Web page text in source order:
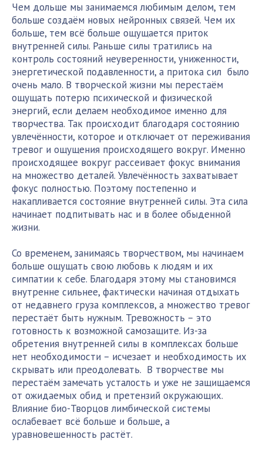
Чем дольше мы занимаемся любимым делом, тем
больше создаём новых нейронных связей. Чем их
больше, тем всё больше ощущается приток
внутренней силы. Раньше силы тратились на
контроль состояний неуверенности, униженности,
энергетической подавленности, а притока сил было
очень мало. В творческой жизни мы перестаём
ощущать потерю психической и физической
энергий, если делаем необходимое именно для
творчества. Так происходит благодаря состоянию
увлечённости, которое и отключает от переживания
тревог и ощущения происходящего вокруг. Именно
происходящее вокруг рассеивает фокус внимания
на множество деталей. Увлечённость захватывает
фокус полностью. Поэтому постепенно и
накапливается состояние внутренней силы. Эта сила
начинает подпитывать нас и в более обыденной
жизни.
Со временем, занимаясь творчеством, мы начинаем
больше ощущать свою любовь к людям и их
симпатии к себе. Благодаря этому мы становимся
внутренне сильнее, фактически начиная отдыхать
от недавнего груза комплексов, а множество тревог
перестаёт быть нужным. Тревожность – это
готовность к возможной самозащите. Из-за
обретения внутренней силы в комплексах больше
нет необходимости – исчезает и необходимость их
скрывать или преодолевать. В творчестве мы
перестаём замечать усталость и уже не защищаемся
от ожидаемых обид и претензий окружающих.
Влияние био-Творцов лимбической системы
ослабевает всё больше и больше, а
уравновешенность растёт.